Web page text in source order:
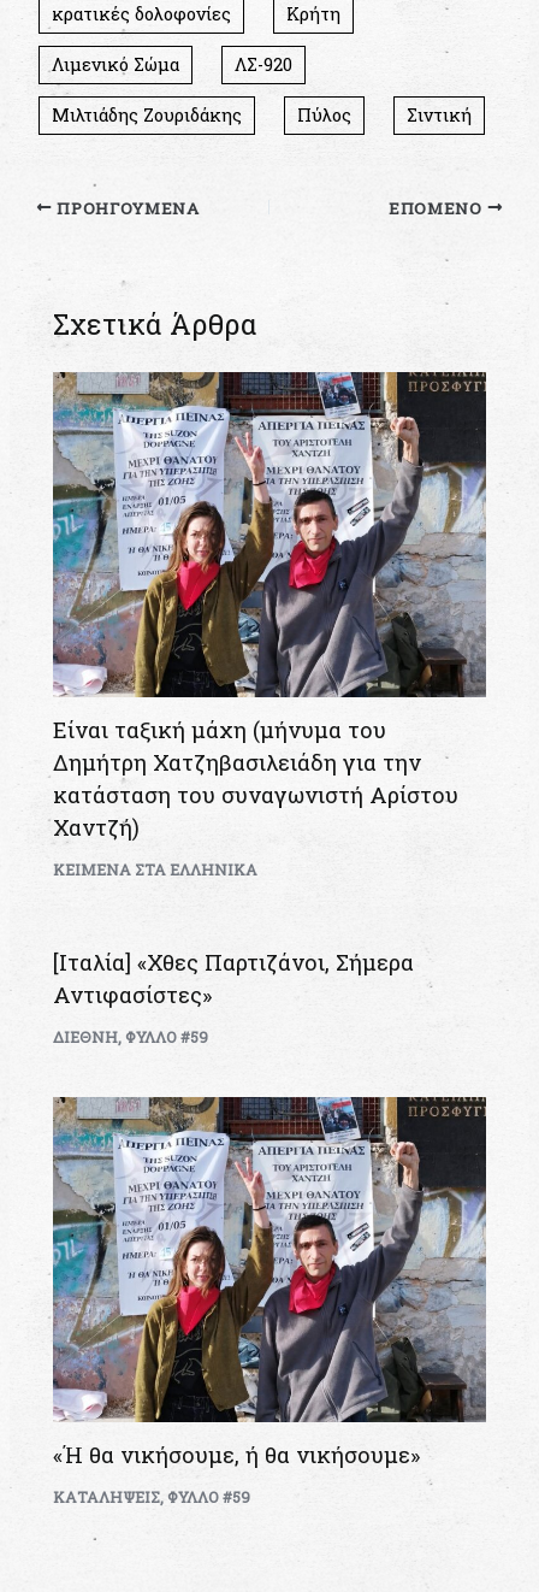
κρατικές δολοφονίες Κρήτη
Λιμενικό Σώμα ΛΣ-920
Μιλτιάδης Ζουριδάκης Πύλος Σιντική
ΠΡΟΗΓΟΎΜΕΝΑ ΕΠΌΜΕΝΟ
Σχετικά Άρθρα
Είναι ταξική μάχη (μήνυμα του
Δημήτρη Χατζηβασιλειάδη για την
κατάσταση του συναγωνιστή Αρίστου
Χαντζή)
KEIMENA ΣΤΑ ΕΛΛΗΝΙΚΑ
[Ιταλία] «Χθες Παρτιζάνοι, Σήμερα
Αντιφασίστες»
ΔΙΕΘΝΗ,ΦΥΛΛΟ #59
«Ή θα νικήσουμε, ή θα νικήσουμε»
ΚΑΤΑΛΗΨΕΙΣ, ΦΥΛΛΟ #59